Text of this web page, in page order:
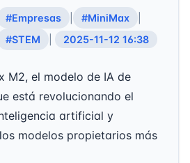
#Empresas #MiniMax
#STEM 2025-11-12 16:38
M2, el modelo de IA de
está revolucionando el
artificial y
modelos propietarios más